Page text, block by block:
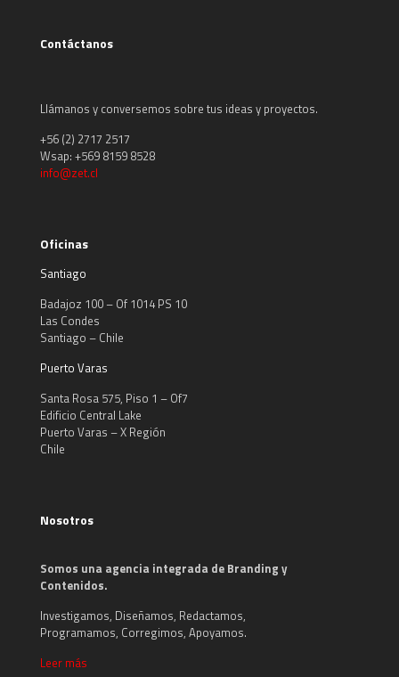
Contáctanos
Llámanos y conversemos sobre tus ideas y proyectos.
+56 (2) 2717 2517
Wsap: +569 8159 8528
info@zet.cl
Oficinas
Santiago
Badajoz 100 – Of 1014 PS 10
Las Condes
Santiago – Chile
Puerto Varas
Santa Rosa 575, Piso 1 – Of7
Edificio Central Lake
Puerto Varas – X Región
Chile
Nosotros
Somos una agencia integrada de Branding y
Contenidos.
Investigamos, Diseñamos, Redactamos,
Programamos, Corregimos, Apoyamos.
Leer más